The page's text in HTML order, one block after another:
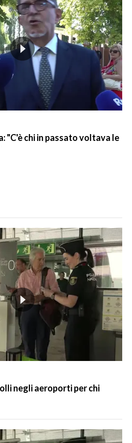
"C'è chi in passato voltava le
negli aeroporti per chi